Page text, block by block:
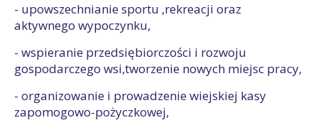
- upowszechnianie sportu ,rekreacji oraz
aktywnego wypoczynku,
- wspieranie przedsiębiorczości i rozwoju
gospodarczego wsi,tworzenie nowych miejsc pracy,
- organizowanie i prowadzenie wiejskiej kasy
zapomogowo-pożyczkowej,